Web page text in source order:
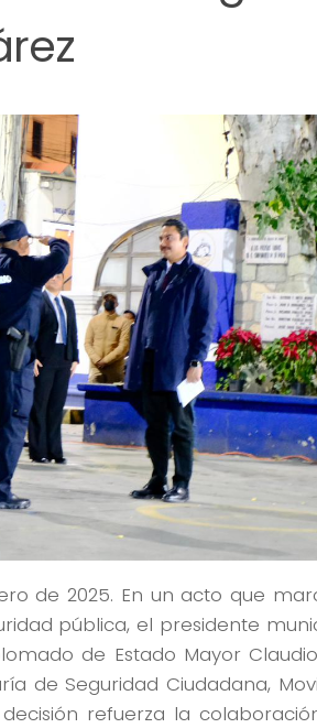
de 2025. En un acto que
pública, el presidente
de Estado Mayor
de Seguridad Ciudadana,
refuerza la